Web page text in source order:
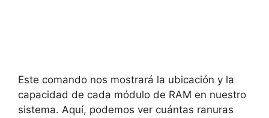
Este comando nos mostrará la ubicación y la
capacidad de cada módulo de RAM en nuestro
sistema. Aquí, podemos ver cuántas ranuras